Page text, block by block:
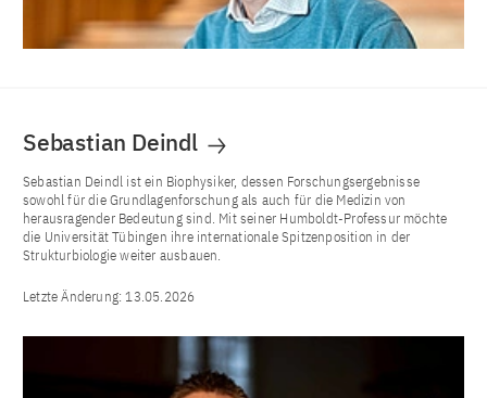
Sebastian Deindl
Sebastian Deindl ist ein Biophysiker, dessen Forschungsergebnisse
sowohl für die Grundlagenforschung als auch für die Medizin von
herausragender Bedeutung sind. Mit seiner Humboldt-Professur möchte
die Universität Tübingen ihre internationale Spitzenposition in der
Strukturbiologie weiter ausbauen.
Letzte Änderung:13.05.2026